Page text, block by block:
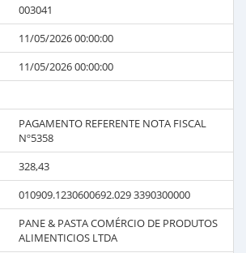
003041
11/05/2026 00:00:00
11/05/2026 00:00:00
PAGAMENTO REFERENTE NOTA FISCAL
Nº5358
328,43
010909.1230600692.029 3390300000
PANE & PASTA COMÉRCIO DE PRODUTOS
ALIMENTICIOS LTDA